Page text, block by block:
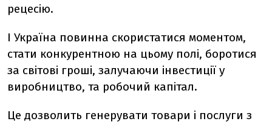
рецесію.
І Україна повинна скористатися моментом,
стати конкурентною на цьому полі, боротися
за світові гроші, залучаючи інвестиції у
виробництво, та робочий капітал.
Це дозволить генерувати товари і послуги з